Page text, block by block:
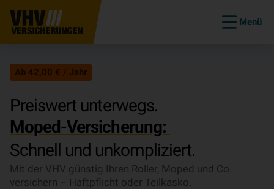
Menü
Ab 42,00 € / Jahr
Preiswert unterwegs.
Moped-Versicherung:
Schnell und unkompliziert.
Mit der VHV günstig Ihren Roller, Moped und Co.
versichern – Haftpflicht oder Teilkasko.